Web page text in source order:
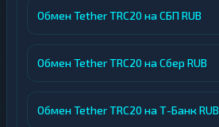
Обмен Tether TRC20 на СБП RUB
Обмен Tether TRC20 на Сбер RUB
Обмен Tether TRC20 на Т-Банк RUB